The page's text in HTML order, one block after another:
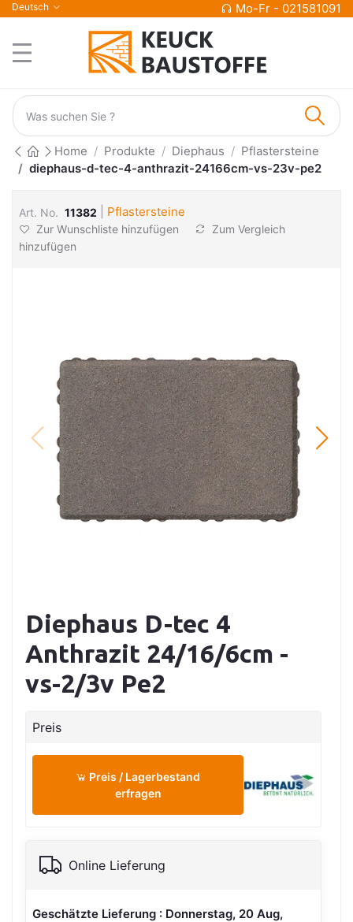
Deutsch Mo-Fr - 021581091
Home Produkte Diephaus
Pflastersteine
diephaus-d-tec-4-anthrazit-24166cm-vs-23v-pe2
Art. No. 11382 Pflastersteine
Zur Wunschliste hinzufügen
Zum Vergleich
hinzufügen
Diephaus D-tec 4
Anthrazit 24/16/6cm -
vs-2/3v Pe2
Preis
Preis / Lagerbestand
erfragen
Online Lieferung
Geschätzte Lieferung : Donnerstag, 20 Aug,